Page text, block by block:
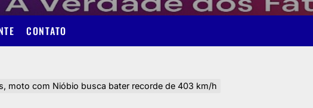
CONTATO
moto com Nióbio busca bater recorde de 403 km/h